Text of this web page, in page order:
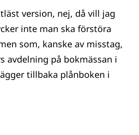
version, nej, då vill jag
inte man ska förstöra
som, kanske av misstag,
avdelning på bokmässan i
tillbaka plånboken i